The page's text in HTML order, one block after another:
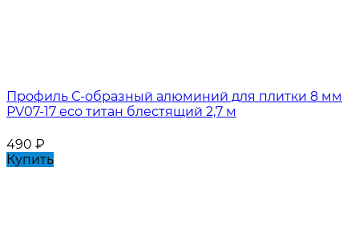
Профиль С-образный алюминий для плитки 8 мм
PV07-17 eco титан блестящий 2,7 м
490 ₽
Купить